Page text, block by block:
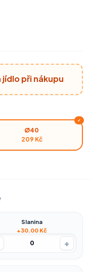
při nákupu
Ø40
209 Kč
✓
Slanina
+30.00 Kč
0 +